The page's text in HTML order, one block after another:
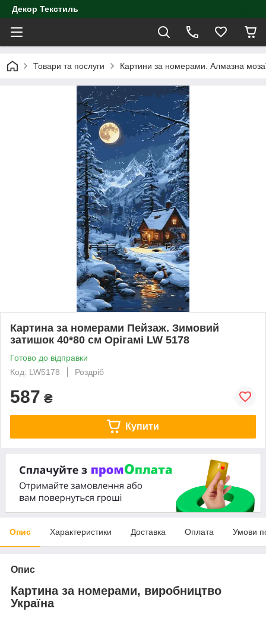
Декор Текстиль
Товари та послуги Картини за номерами. Алмазна
Картина за номерами Пейзаж. Зимовий
затишок 40*80 см Орігамі LW 5178
Готово до відправки
Код: LW5178
Роздріб
587 ₴
Купити
Опис Характеристики Доставка Оплата Умови
Опис
Картина за номерами, виробництво
Україна